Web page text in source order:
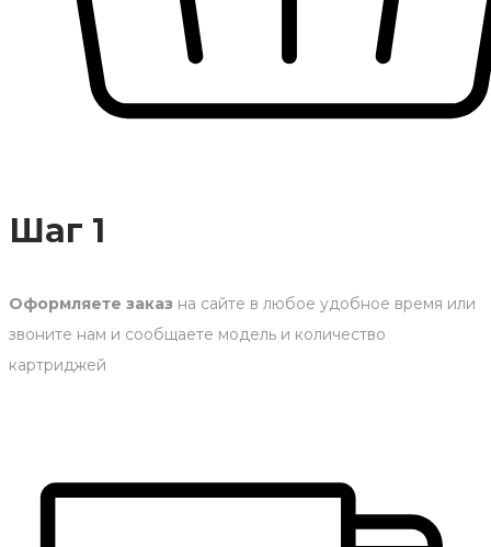
Шаг 1
Оформляете заказ на сайте в любое удобное время или
звоните нам и сообщаете модель и количество
картриджей